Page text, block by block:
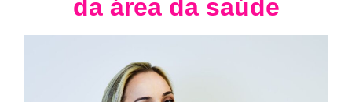
da área da saúde